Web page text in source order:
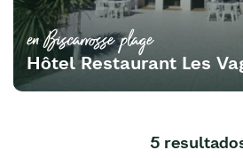
en Biscarrosse plage
Hôtel Restaurant Les
5